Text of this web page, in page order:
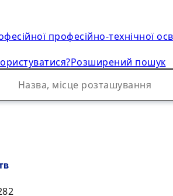
професійно-технічної
Розширений пошук